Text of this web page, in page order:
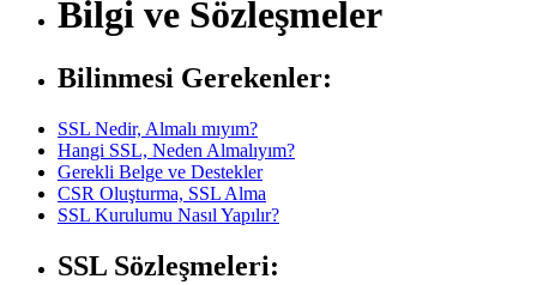
Bilgi ve Sözleşmeler
Bilinmesi Gerekenler:
SSL Nedir, Almalı mıyım?
Hangi SSL, Neden Almalıyım?
Gerekli Belge ve Destekler
CSR Oluşturma, SSL Alma
SSL Kurulumu Nasıl Yapılır?
SSL Sözleşmeleri: